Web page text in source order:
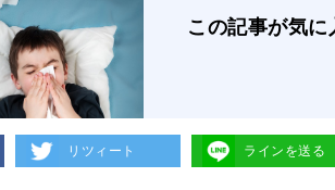
この記事が気に
リツィート ラインを送る